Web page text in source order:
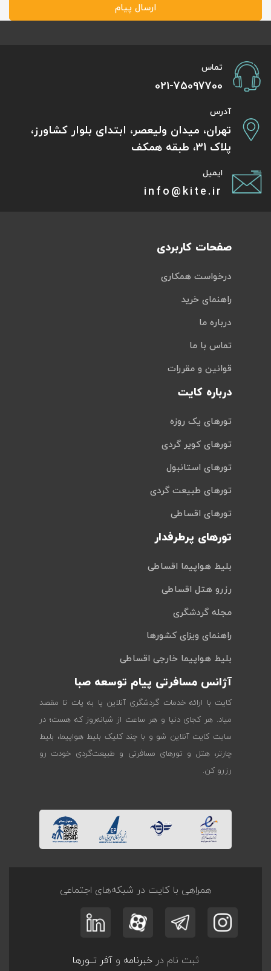
ارسال پیام
تماس
021-75097700
آدرس
تهران، میدان ولیعصر، ابتدای بلوار کشاورز،
پلاک 31، طبقه همکف
ایمیل
info@kite.ir
صفحات کاربردی
درخواست همکاری
راهنمای خرید
درباره ما
تماس با ما
قوانین و مقررات
درباره کایت
تورهای یک روزه
تورهای کویر گردی
تورهای استانبول
تورهای طبیعت گردی
تورهای اقساطی
تورهای پرطرفدار
بلیط هواپیما اقساطی
رزرو هتل اقساطی
مجله گردشگری
راهنمای ویزای کشورها
بلیط هواپیما خارجی اقساطی
آژانس مسافرتی پیام توسعه صبا
کایت با ارائه خدمات گردشگری آنلاین پا به پات تا مقصد
میاد. هر کجای دنیا و هر ساعت از شبانه‌روز که هست؛ در
سایت کایت آنلاین شو و با چند کلیک بلیط هواپیما، بلیط
چارتر، هتل و تورهای مسافرتی و طبیعت‌گردی خودت رو
رزرو کن.
همراهی با کایت در شبکه‌های اجتماعی
ثبت نام درخبرنامه وآفر تــورها